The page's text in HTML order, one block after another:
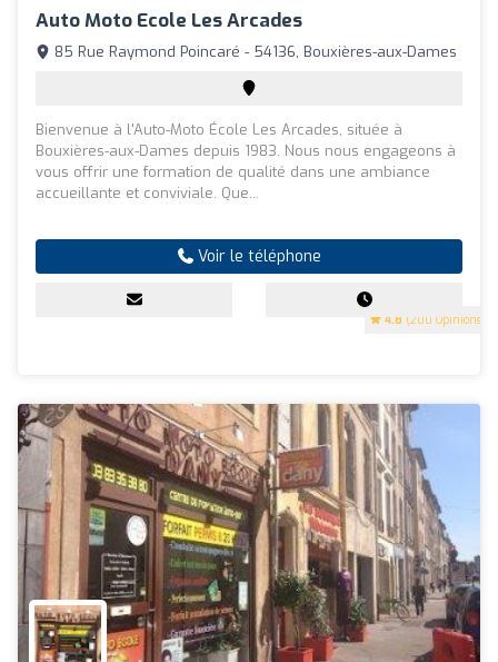
Auto Moto Ecole Les Arcades
4.8 (200 Opinions)
85 Rue Raymond Poincaré - 54136, Bouxières-aux-Dames
Bienvenue à l'Auto-Moto École Les Arcades, située à
Bouxières-aux-Dames depuis 1983. Nous nous engageons à
vous offrir une formation de qualité dans une ambiance
accueillante et conviviale. Que...
Voir le téléphone